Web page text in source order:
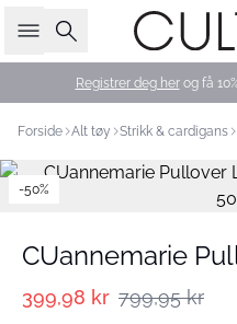
Søk
Registrer deg herog få
Forside Alt tøy Strikk & cardigans
-50%
CUannemarie
399,98 kr 799,95 kr